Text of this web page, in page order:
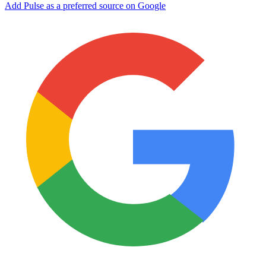
Add Pulse as a preferred source on Google